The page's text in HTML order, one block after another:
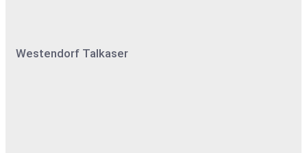
Westendorf Talkaser